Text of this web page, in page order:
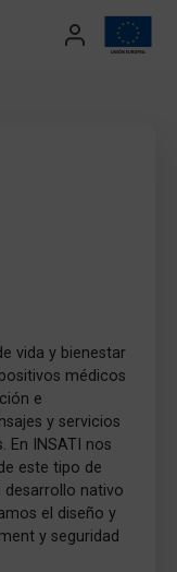
vida y bienestar
médicos
e
y servicios
En INSATI nos
este tipo de
desarrollo nativo
el diseño y
y seguridad